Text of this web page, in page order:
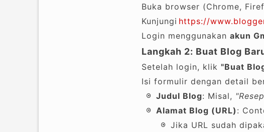
Buka browser (Chrome,
Kunjungihttps://
Login menggunakan akun
Langkah 2: Buat Blog
Setelah login, klik "Buat
Isi formulir dengan detail
Judul Blog: Misal,
Alamat Blog (URL) :
Jika URL sudah